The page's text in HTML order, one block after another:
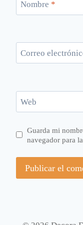
Nombre *
Correo
Web
Guarda mi
navegador para